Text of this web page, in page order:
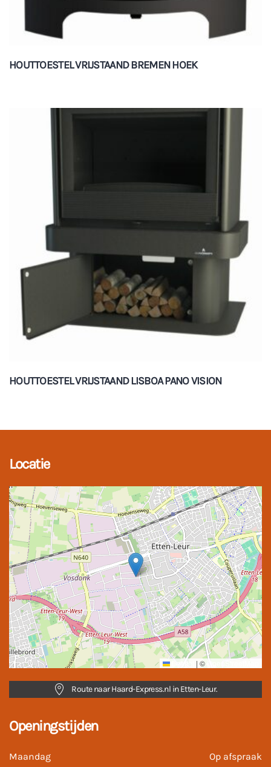
HOUTTOESTEL VRIJSTAAND BREMEN HOEK
HOUTTOESTEL VRIJSTAAND LISBOA PANO VISION
Locatie
| ©
Route naar Haard-Express.nl in Etten-Leur.
Openingstijden
Maandag
Op afspraak